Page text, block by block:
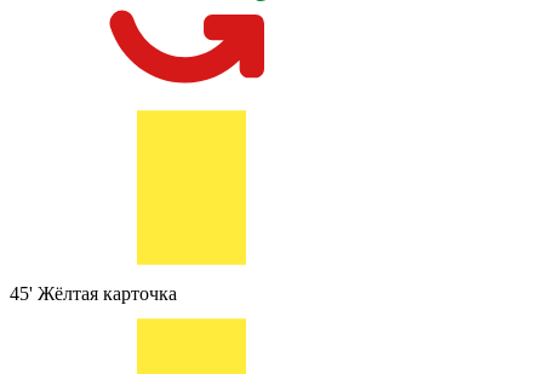
45' Жёлтая карточка